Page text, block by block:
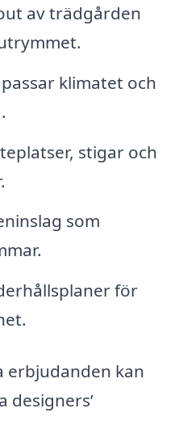
av trädgården
klimatet och
stigar och
som
för
erbjudanden kan
designers’